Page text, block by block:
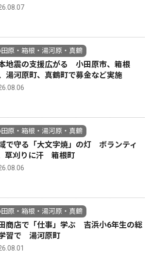
田原・箱根・湯河原・真鶴
地震の支援広がる 小田原市、箱根
湯河原町、真鶴町で募金など実施
田原・箱根・湯河原・真鶴
で守る「大文字焼」の灯 ボランティ
草刈りに汗 箱根町
田原・箱根・湯河原・真鶴
商店で「仕事」学ぶ 吉浜小6年生の総
習で 湯河原町